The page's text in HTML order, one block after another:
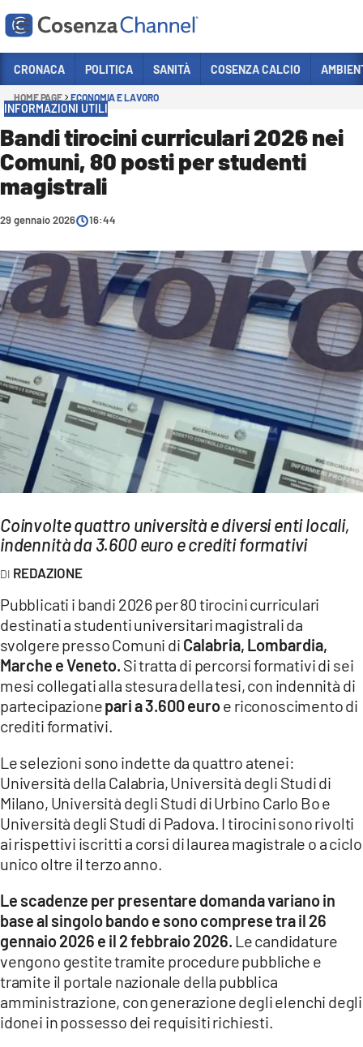
Sezioni
CRONACA
POLITICA
COSENZA CALCIO
ECONOMIA E LAVORO
SANITÀ
SPORT
CULTURA
AMBIENTE
Streaming
LAC TV
LAC NETWORK
LAC ONAIR
LaC
Network
LACPLAY.IT
LACTV.IT
LACONAIR.IT
LACITYMAG.IT
ILREGGINO.IT
COSENZACHANNEL.IT
ILVIBONESE.IT
CATANZAROCHANNEL.IT
LACAPITALENEWS.IT
App
ANDROID
APPLE
CRONACA POLITICA SANITÀ COSENZA CALCIO
HOME PAGE ECONOMIA E LAVORO
INFORMAZIONI UTILI
Bandi tirocini curriculari 2026 nei
Comuni, 80 posti per studenti
magistrali
29 gennaio 2026 16:44
Coinvolte quattro università e diversi enti locali,
indennità da 3.600 euro e crediti formativi
REDAZIONE
Pubblicati i bandi 2026 per 80 tirocini curriculari
destinati a studenti universitari magistrali da
svolgere presso Comuni di Calabria, Lombardia,
Marche e Veneto. Si tratta di percorsi formativi di sei
mesi collegati alla stesura della tesi, con indennità di
partecipazionepari a 3.600 euroe riconoscimento di
crediti formativi.
Le selezioni sono indette da quattro atenei:
Università della Calabria, Università degli Studi di
Milano, Università degli Studi di Urbino Carlo Bo e
Università degli Studi di Padova. I tirocini sono rivolti
ai rispettivi iscritti a corsi di laurea magistrale o a ciclo
unico oltre il terzo anno.
Le scadenze per presentare domanda variano in
base al singolo bando e sono comprese tra il 26
gennaio 2026 e il 2 febbraio 2026. Le candidature
vengono gestite tramite procedure pubbliche e
tramite il portale nazionale della pubblica
amministrazione, con generazione degli elenchi degli
idonei in possesso dei requisiti richiesti.